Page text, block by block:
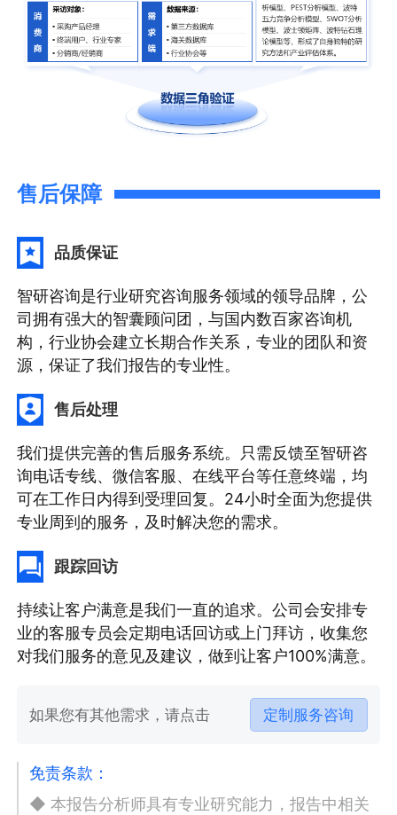
售后保障
品质保证
智研咨询是行业研究咨询服务领域的领导品牌，公
司拥有强大的智囊顾问团，与国内数百家咨询机
构，行业协会建立长期合作关系，专业的团队和资
源，保证了我们报告的专业性。
售后处理
我们提供完善的售后服务系统。只需反馈至智研咨
询电话专线、微信客服、在线平台等任意终端，均
可在工作日内得到受理回复。24小时全面为您提供
专业周到的服务，及时解决您的需求。
跟踪回访
持续让客户满意是我们一直的追求。公司会安排专
业的客服专员会定期电话回访或上门拜访，收集您
对我们服务的意见及建议，做到让客户100%满意。
如果您有其他需求，请点击 定制服务咨询
免责条款：
◆ 本报告分析师具有专业研究能力，报告中相关